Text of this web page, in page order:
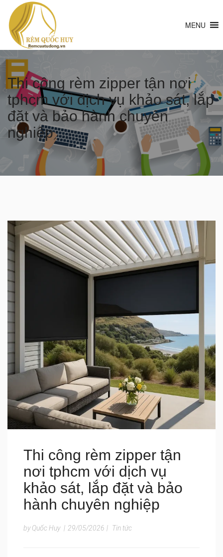
MENU
Thi công rèm zipper tận nơi
tphcm với dịch vụ khảo sát, lắp
đặt và bảo hành chuyên
nghiệp
Thi công rèm zipper tận
nơi tphcm với dịch vụ
khảo sát, lắp đặt và bảo
hành chuyên nghiệp
by Quốc Huy | 29/05/2026 | Tin tức